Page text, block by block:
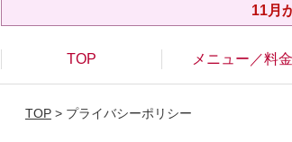
11月
TOP メニュー／料金
TOP> プライバシーポリシー